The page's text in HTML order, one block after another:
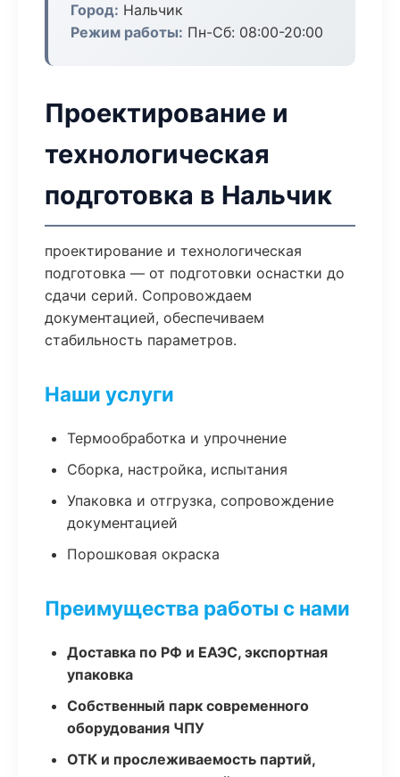
Город: Нальчик
Режим работы: Пн-Сб: 08:00-20:00
Проектирование и
технологическая
подготовка в Нальчик
проектирование и технологическая
подготовка — от подготовки оснастки до
сдачи серий. Сопровождаем
документацией, обеспечиваем
стабильность параметров.
Наши услуги
Термообработка и упрочнение
Сборка, настройка, испытания
Упаковка и отгрузка, сопровождение
документацией
Порошковая окраска
Преимущества работы с нами
Доставка по РФ и ЕАЭС, экспортная
упаковка
Собственный парк современного
оборудования ЧПУ
ОТК и прослеживаемость партий,